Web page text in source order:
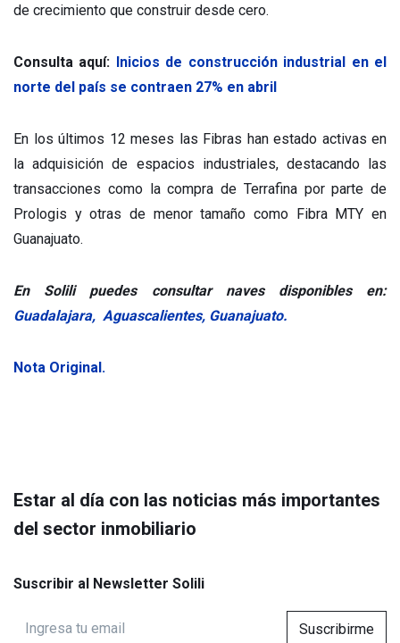
de crecimiento que construir desde cero.
Consulta aquí: Inicios de construcción industrial en el
norte del país se contraen 27% en abril
En los últimos 12 meses las Fibras han estado activas en
la adquisición de espacios industriales, destacando las
transacciones como la compra de Terrafina por parte de
Prologis y otras de menor tamaño como Fibra MTY en
Guanajuato.
En Solili puedes consultar naves disponibles en:
Guadalajara, Aguascalientes, Guanajuato.
Nota Original.
Estar al día con las noticias más importantes
del sector inmobiliario
Suscribir al Newsletter Solili
Suscribirme